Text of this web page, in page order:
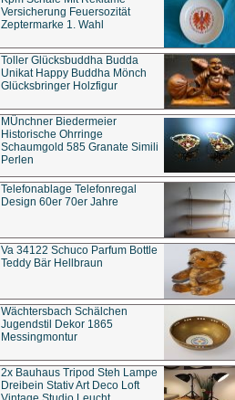
Versicherung Feuersozität
Zeptermarke 1. Wahl
Toller Glücksbuddha Budda
Unikat Happy Buddha Mönch
Glücksbringer Holzfigur
MÜnchner Biedermeier
Historische Ohrringe
Schaumgold 585 Granate Simili
Perlen
Telefonablage Telefonregal
Design 60er 70er Jahre
Va 34122 Schuco Parfum Bottle
Teddy Bär Hellbraun
Wächtersbach Schälchen
Jugendstil Dekor 1865
Messingmontur
2x Bauhaus Tripod Steh Lampe
Dreibein Stativ Art Deco Loft